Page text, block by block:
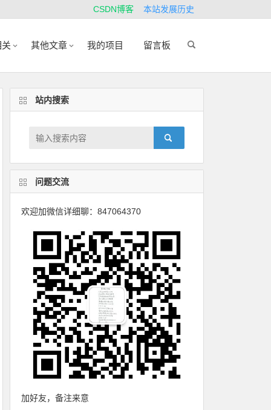
CSDN博客 本站发展历史
其他文章 我的项目 留言板
站内搜索
问题交流
欢迎加微信详细聊：847064370
加好友，备注来意